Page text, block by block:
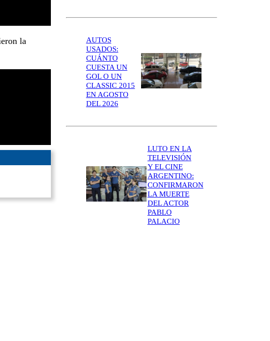
la
AUTOS
USADOS:
CUÁNTO
CUESTA UN
GOL O UN
CLASSIC 2015
EN AGOSTO
DEL 2026
LUTO EN LA
TELEVISIÓN
Y EL CINE
ARGENTINO:
CONFIRMARON
LA MUERTE
DEL ACTOR
PABLO
PALACIO